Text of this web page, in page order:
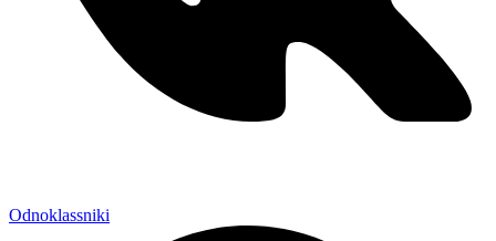
Odnoklassniki